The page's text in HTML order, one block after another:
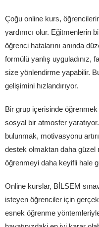
Çoğu online kurs,
yardımcı olur. Eğitmenlerin
öğrenci hatalarını anında
formülü yanlış uyguladınız,
size yönlendirme yapabilir.
gelişimini hızlandırıyor.
Bir grup içerisinde
sosyal bir atmosfer
bulunmak, motivasyonu
destek olmaktan daha güzel
öğrenmeyi daha keyifli hale
Online kurslar, BİLSEM
isteyen öğrenciler için
esnek öğrenme